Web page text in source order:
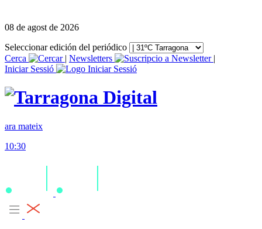
08 de agost de 2026
Seleccionar edición del periódico
Cerca
| Newsletters
|
Iniciar Sessió
ara mateix
10:30